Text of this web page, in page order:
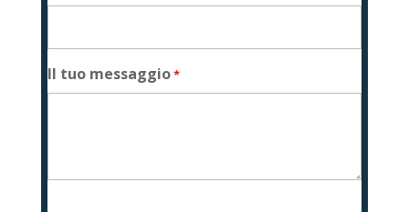
Il tuo messaggio*